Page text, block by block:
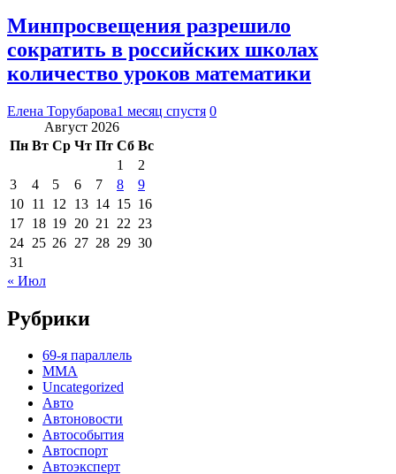
Минпросвещения разрешило
сократить в российских школах
количество уроков математики
Елена Торубарова1 месяц спустя 0
Август 2026
Пн Вт Ср Чт Пт Сб Вс
1
2
3
4 5 6 7 8
9
10 11 12 13 14 15 16
17 18 19 20 21 22 23
24 25 26 27 28 29 30
31
« Июл
Рубрики
69-я параллель
MMA
Uncategorized
Авто
Автоновости
Автособытия
Автоспорт
Автоэксперт